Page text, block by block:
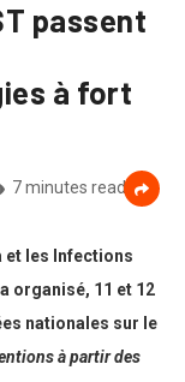
passent
à fort
7 minutes read
et les Infections
organisé, 11 et 12
nationales sur le
à partir des